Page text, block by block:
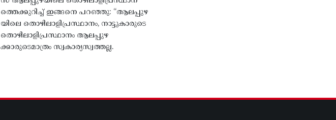
ത്തെക്കുറിച്ച് ഇങ്ങനെ പറഞ്ഞു: “ആലപ്പുഴ
യിലെ തൊഴിലാളിപ്രസ്ഥാനം, നാട്ടുകാരുടെ
തൊഴിലാളിപ്രസ്ഥാനം ആലപ്പുഴ
ക്കാരുടെമാത്രം സ്വകാര്യസ്വത്തല്ല.